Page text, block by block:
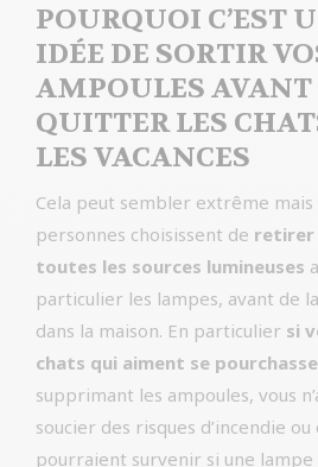
POURQUOI C’EST
IDÉE DE SORTIR
AMPOULES AVANT
QUITTER LES
LES VACANCES
Cela peut sembler extrême
personnes choisissent de retirer
toutes les sources lumineuses
particulier les lampes, avant de
dans la maison. En particulier si
chats qui aiment se
supprimant les ampoules, vous
soucier des risques d’incendie
pourraient survenir si une lampe